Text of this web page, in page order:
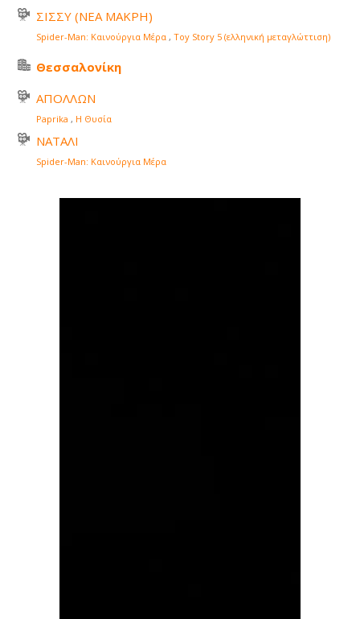
ΣΙΣΣΥ (ΝΕΑ ΜΑΚΡΗ)
Spider-Man: Καινούργια Μέρα , Toy Story 5 (ελληνική μεταγλώττιση)
Θεσσαλονίκη
ΑΠΟΛΛΩΝ
Paprika , Η Θυσία
ΝΑΤΑΛΙ
Spider-Man: Καινούργια Μέρα